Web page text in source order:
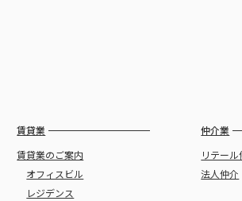
賃貸業
賃貸業のご案内
オフィスビル
レジデンス
仲介業
リテール
法人仲介